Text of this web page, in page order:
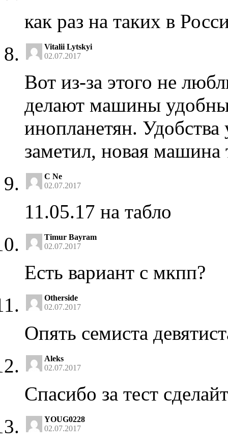
как раз на таких в
Vitalii Lytskyi
02.07.2017
Вот из-за этого не
делают машины
инопланетян.
заметил, новая
C Ne
02.07.2017
11.05.17 на табло
Timur Bayram
02.07.2017
Есть вариант с мкпп?
Otherside
02.07.2017
Опять семиста
Aleks
02.07.2017
Спасибо за тест
YOUG0228
02.07.2017